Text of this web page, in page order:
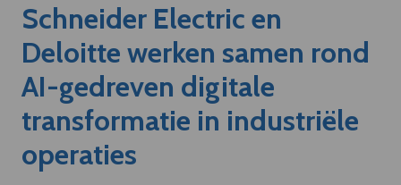
Schneider Electric en
Deloitte werken samen rond
AI-gedreven digitale
transformatie in industriële
operaties